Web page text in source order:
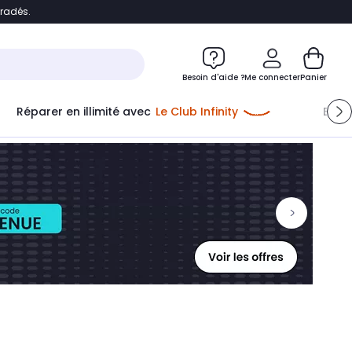
Besoin d'aide ?Me connecter
Me connecter
Nouveau clientCréer mon compte
ou me connecter avec
Panier
Réparer en illimité avec Le Club Infinity